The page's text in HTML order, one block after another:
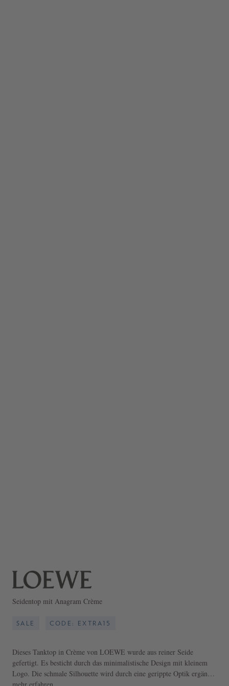
Seidentop mit Anagram Crème
SALE CODE: EXTRA15
Dieses Tanktop in Crème von LOEWE wurde aus reiner Seide
gefertigt. Es besticht durch das minimalistische Design mit kleinem
Logo. Die schmale Silhouette wird durch eine gerippte Optik ergänzt.